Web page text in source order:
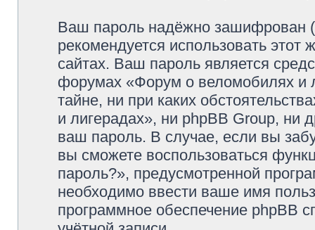
Ваш пароль надёжно зашифрован
рекомендуется использовать этот
сайтах. Ваш пароль является
форумах «Форум о веломобилях и
тайне, ни при каких
и лигерадах», ни phpBB Group, ни
ваш пароль. В случае, если вы
вы сможете воспользоваться
пароль?», предусмотренной
необходимо ввести ваше имя
программное обеспечение phpBB